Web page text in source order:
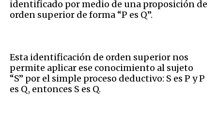
identificado por medio de una proposición de
orden superior de forma “P es Q”.
Esta identificación de orden superior nos
permite aplicar ese conocimiento al sujeto
“S” por el simple proceso deductivo: S es P y P
es Q, entonces S es Q.